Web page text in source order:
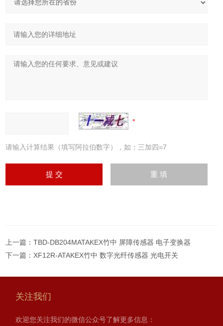
请输入计算结果（填写阿拉伯数字），如：三加四=7
上一篇：TBD-DB204MATAKEX竹中 屏障传感器 电子变换器
下一篇：XF12R-ATAKEX竹中 数字光纤传感器 光电开关
关注我们
欢迎您关注我们的微信公众号了解更多信息：